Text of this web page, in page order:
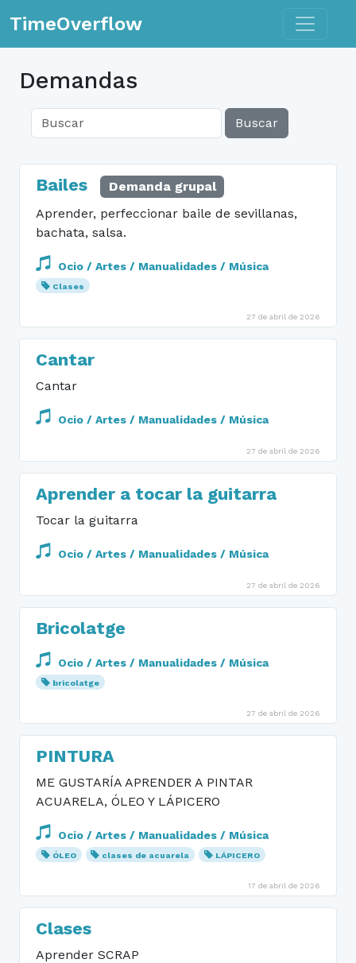
TimeOverflow Toggle
Demandas
Buscar
Bailes
Demanda grupal
Aprender, perfeccionar baile de sevillanas,
bachata, salsa.
Ocio / Artes / Manualidades / Música
Clases
27 de abril de 2026
Cantar
Cantar
Ocio / Artes / Manualidades / Música
27 de abril de 2026
Aprender a tocar la guitarra
Tocar la guitarra
Ocio / Artes / Manualidades / Música
27 de abril de 2026
Bricolatge
Ocio / Artes / Manualidades / Música
bricolatge
27 de abril de 2026
PINTURA
ME GUSTARÍA APRENDER A PINTAR
ACUARELA, ÓLEO Y LÁPICERO
Ocio / Artes / Manualidades / Música
ÓLEO clases de acuarela LÁPICERO
17 de abril de 2026
Clases
Aprender SCRAP